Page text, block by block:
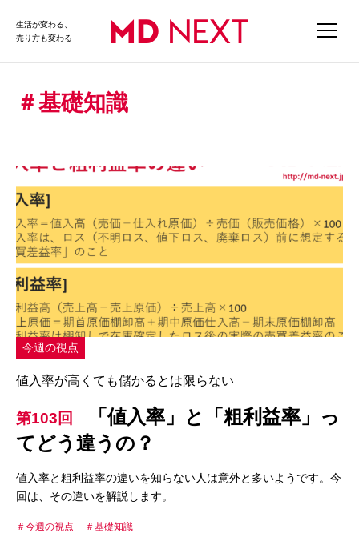
生活が変わる、
売り方も変わる
基礎知識
今週の視点
値入率が高くても儲かるとは限らない
第103回
「値入率」と「粗利益率」っ
てどう違うの？
値入率と粗利益率の違いを知らない人は意外と多いようです。今
回は、その違いを解説します。
今週の視点
基礎知識